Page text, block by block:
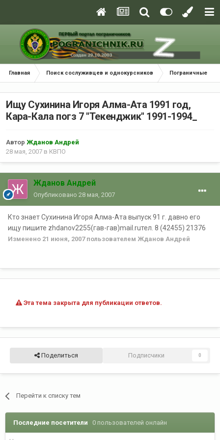
Главная Поиск сослуживцев и однокурсников Пограничные
Ищу Сухинина Игоря Алма-Ата 1991 год,
Кара-Кала погз 7 "Текенджик" 1991-1994_
Автор Жданов Андрей
28 мая, 2007 в КВПО
Жданов Андрей
Опубликовано 28 мая, 2007
Кто знает Сухинина Игоря Алма-Ата выпуск 91 г. давно его
ищу пишите zhdanov2255(гав-гав)mail.ruтел. 8 (42455) 21376
Изменено 21 июня, 2007пользователем Жданов Андрей
Эта тема закрыта для публикации ответов.
Поделиться Подписчики 0
Перейти к списку тем
Последние посетители 0 пользователей онлайн